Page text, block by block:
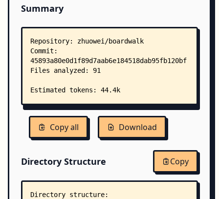
Summary
Copy all Download
Directory Structure Copy
Directory structure: